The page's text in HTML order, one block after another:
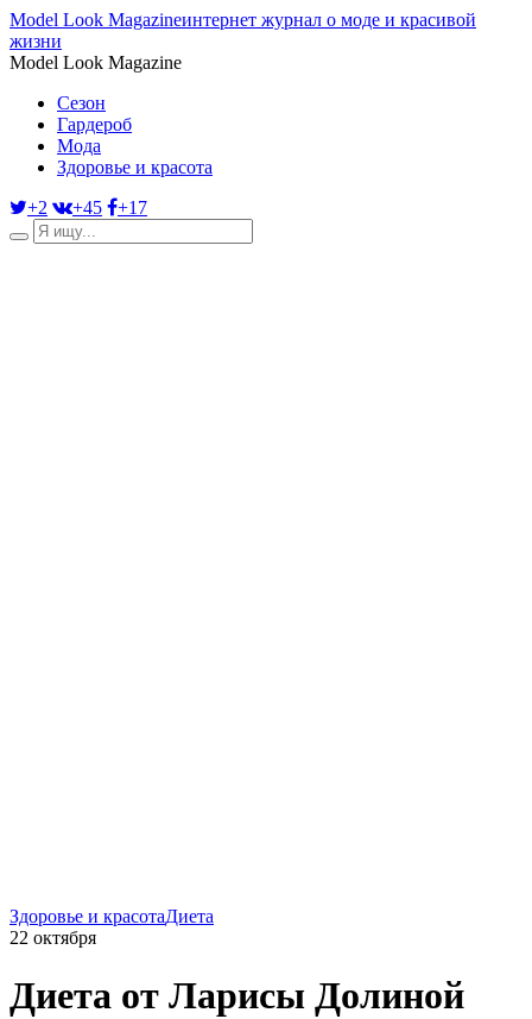
Model Look Magazineинтернет журнал о моде и красивой
жизни
Model Look Magazine
Сезон
Гардероб
Мода
Здоровье и красота
+2
+45 +17
Здоровье и красотаДиета
22 октября
Диета от Ларисы Долиной